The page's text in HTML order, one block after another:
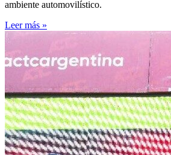
ambiente automovilístico.
Leer más »